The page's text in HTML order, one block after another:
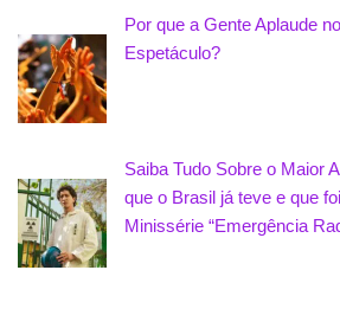
Por que a Gente Aplaude
Espetáculo?
Saiba Tudo Sobre o Maior
que o Brasil já teve e que
Minissérie “Emergência